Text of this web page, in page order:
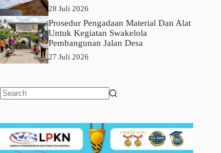
28 Juli 2026
Prosedur Pengadaan Material Dan Alat
Untuk Kegiatan Swakelola
Pembangunan Jalan Desa
27 Juli 2026